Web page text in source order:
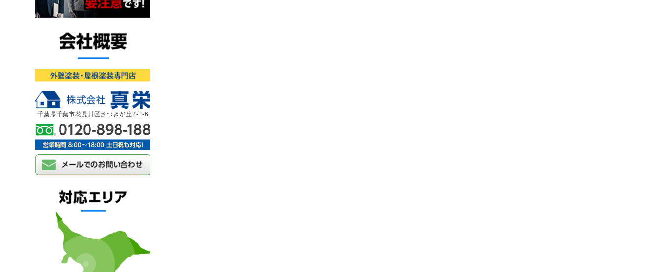
千葉県千葉市花見川区さつきが丘2-1-6